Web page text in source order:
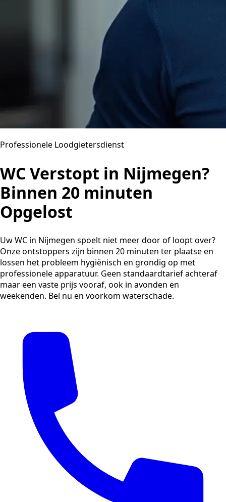
Professionele Loodgietersdienst
WC Verstopt in Nijmegen?
Binnen 20 minuten
Opgelost
Uw WC in Nijmegen spoelt niet meer door of loopt over?
Onze ontstoppers zijn binnen 20 minuten ter plaatse en
lossen het probleem hygiënisch en grondig op met
professionele apparatuur. Geen standaardtarief achteraf
maar een vaste prijs vooraf, ook in avonden en
weekenden. Bel nu en voorkom waterschade.